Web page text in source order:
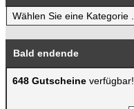
Bald endende
648 Gutscheine verfügbar!